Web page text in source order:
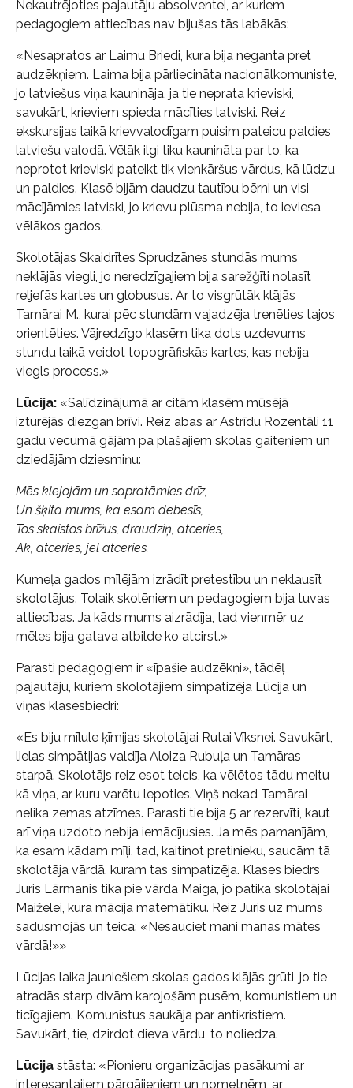
Nekautrējoties pajautāju absolventei, ar kuriem
pedagogiem attiecības nav bijušas tās labākās:
«Nesapratos ar Laimu Briedi, kura bija neganta pret
audzēkņiem. Laima bija pārliecināta nacionālkomuniste,
jo latviešus viņa kaunināja, ja tie neprata krieviski,
savukārt, krieviem spieda mācīties latviski. Reiz
ekskursijas laikā krievvalodīgam puisim pateicu paldies
latviešu valodā. Vēlāk ilgi tiku kaunināta par to, ka
neprotot krieviski pateikt tik vienkāršus vārdus, kā lūdzu
un paldies. Klasē bijām daudzu tautību bērni un visi
mācījāmies latviski, jo krievu plūsma nebija, to ieviesa
vēlākos gados.
Skolotājas Skaidrītes Sprudzānes stundās mums
neklājās viegli, jo neredzīgajiem bija sarežģīti nolasīt
reljefās kartes un globusus. Ar to visgrūtāk klājās
Tamārai M., kurai pēc stundām vajadzēja trenēties tajos
orientēties. Vājredzīgo klasēm tika dots uzdevums
stundu laikā veidot topogrāfiskās kartes, kas nebija
viegls process.»
Lūcija: «Salīdzinājumā ar citām klasēm mūsējā
izturējās diezgan brīvi. Reiz abas ar Astrīdu Rozentāli 11
gadu vecumā gājām pa plašajiem skolas gaiteņiem un
dziedājām dziesmiņu:
Mēs klejojām un sapratāmies drīz,
Un šķita mums, ka esam debesīs,
Tos skaistos brīžus, draudziņ, atceries,
Ak, atceries, jel atceries.
Kumeļa gados mīlējām izrādīt pretestību un neklausīt
skolotājus. Tolaik skolēniem un pedagogiem bija tuvas
attiecības. Ja kāds mums aizrādīja, tad vienmēr uz
mēles bija gatava atbilde ko atcirst.»
Parasti pedagogiem ir «īpašie audzēkņi», tādēļ
pajautāju, kuriem skolotājiem simpatizēja Lūcija un
viņas klasesbiedri:
«Es biju mīlule ķīmijas skolotājai Rutai Vīksnei. Savukārt,
lielas simpātijas valdīja Aloiza Rubuļa un Tamāras
starpā. Skolotājs reiz esot teicis, ka vēlētos tādu meitu
kā viņa, ar kuru varētu lepoties. Viņš nekad Tamārai
nelika zemas atzīmes. Parasti tie bija 5 ar rezervīti, kaut
arī viņa uzdoto nebija iemācījusies. Ja mēs pamanījām,
ka esam kādam mīļi, tad, kaitinot pretinieku, saucām tā
skolotāja vārdā, kuram tas simpatizēja. Klases biedrs
Juris Lārmanis tika pie vārda Maiga, jo patika skolotājai
Maiželei, kura mācīja matemātiku. Reiz Juris uz mums
sadusmojās un teica: «Nesauciet mani manas mātes
vārdā!»»
Lūcijas laika jauniešiem skolas gados klājās grūti, jo tie
atradās starp divām karojošām pusēm, komunistiem un
ticīgajiem. Komunistus saukāja par antikristiem.
Savukārt, tie, dzirdot dieva vārdu, to noliedza.
Lūcija stāsta: «Pionieru organizācijas pasākumi ar
interesantajiem pārgājieniem un nometnēm, ar